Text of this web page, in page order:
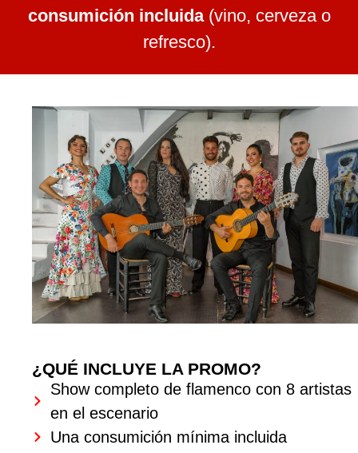
consumición incluida(vino, cerveza o
refresco).
¿QUÉ INCLUYE LA PROMO?
Show completo de flamenco con 8 artistas
en el escenario
Una consumición mínima incluida